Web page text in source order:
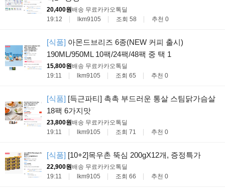
20,400원배송 무료카카오톡딜
19:12
lkm9105 조회 58 추천 0
[식품] 아몬드브리즈 6종(NEW 커피 출시)
190ML/950ML 10팩/24팩/48팩 중 택 1
15,800원배송 무료카카오톡딜
19:11
lkm9105 조회 65 추천 0
[식품] [득근파티] 촉촉 부드러운 통살 스팀닭가슴살
18팩 6가지맛
23,800원배송 무료카카오톡딜
19:11
lkm9105 조회 71 추천 0
[식품] [10+2]목우촌 뚝심 200gX12개, 증정특가
22,900원배송 무료카카오톡딜
19:11
lkm9105 조회 66 추천 0